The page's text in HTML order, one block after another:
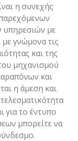
η συνεχής
υπηρεσιών με
γνώμονα τις
και της
μηχανισμού
και
η άμεση και
για το έντυπο
μπορείτε να